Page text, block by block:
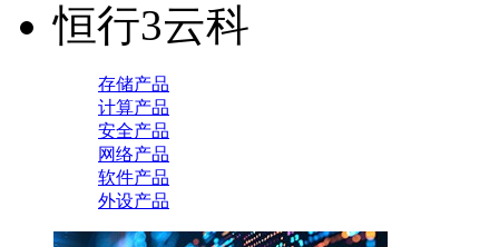
恒行3云科
存储产品
计算产品
安全产品
网络产品
软件产品
外设产品